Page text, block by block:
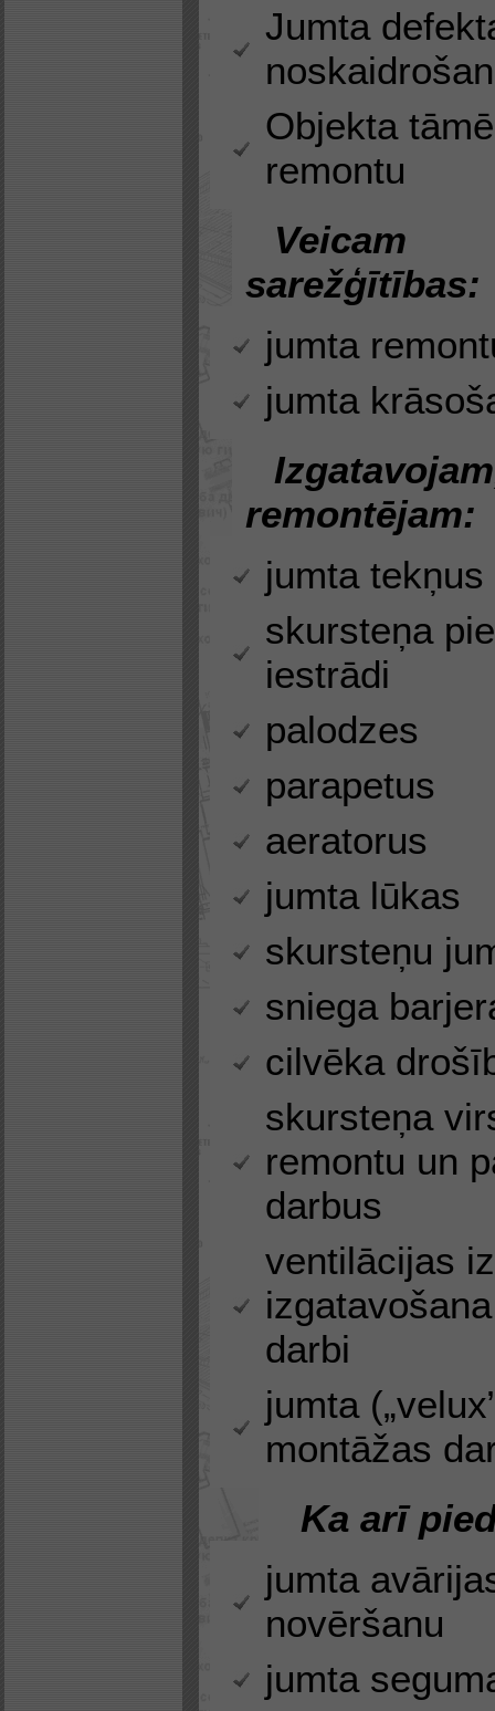
Jumta
Objekta
remontu
Veicam
sarežģītības:
jumta
jumta
remontējam:
jumta
skursteņa
iestrādi
palodzes
parapetus
aeratorus
jumta lūkas
skursteņu
sniega
cilvēka
skursteņa
remontu un
darbus
ventilācijas
darbi
jumta
montāžas
Ka arī
jumta
novēršanu
jumta